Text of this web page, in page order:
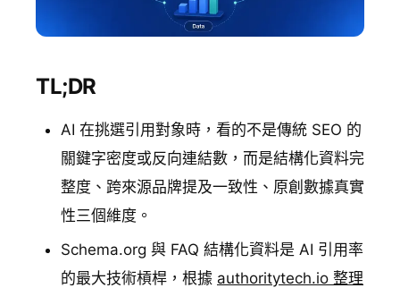
TL;DR
AI 在挑選引用對象時，看的不是傳統 SEO 的
關鍵字密度或反向連結數，而是結構化資料完
整度、跨來源品牌提及一致性、原創數據真實
性三個維度。
Schema.org 與 FAQ 結構化資料是 AI 引用率
的最大技術槓桿，根據 authoritytech.io 整理